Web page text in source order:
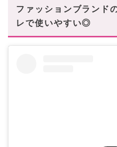
ファッションブランド
レで使いやすい◎